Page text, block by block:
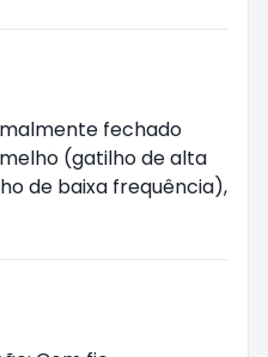
fechado
(gatilho de alta
de baixa frequência),